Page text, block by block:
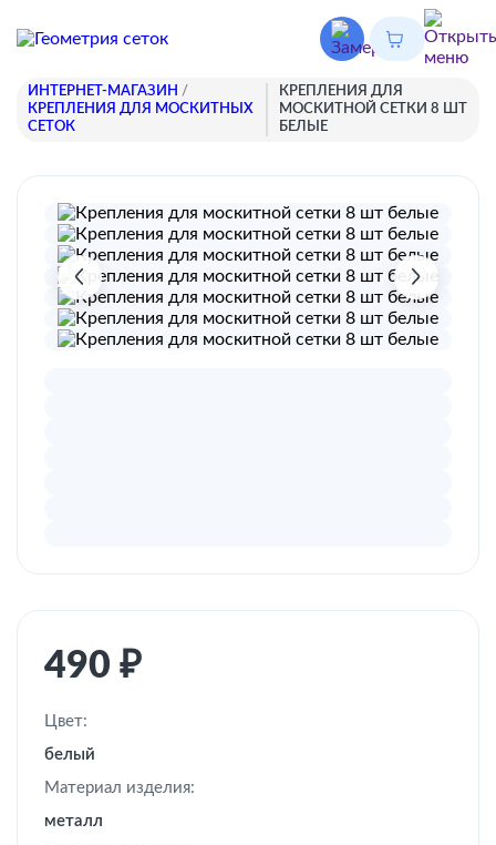
ИНТЕРНЕТ-МАГАЗИН /
КРЕПЛЕНИЯ ДЛЯ МОСКИТНЫХ
СЕТОК
КРЕПЛЕНИЯ ДЛЯ
МОСКИТНОЙ СЕТКИ 8 ШТ
БЕЛЫЕ
490 ₽
Цвет:
белый
Материал изделия:
металл